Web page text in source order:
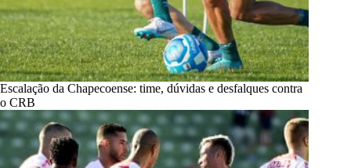
Escalação da Chapecoense: time, dúvidas e desfalques contra
o CRB